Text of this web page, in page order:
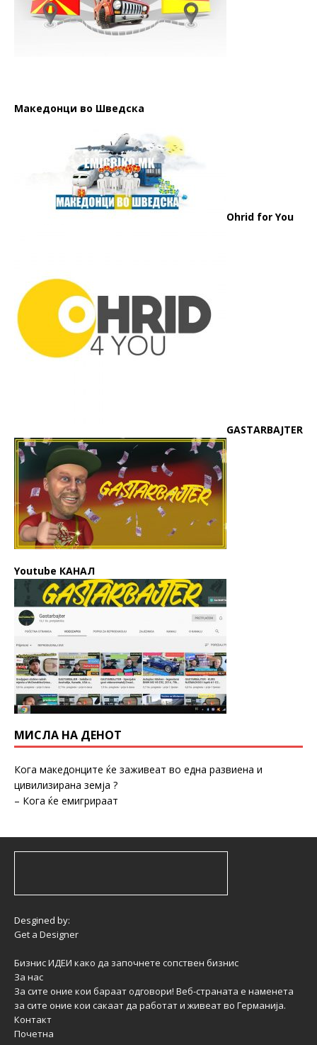
Македонци во Шведска
Ohrid for You
GASTARBAJTER
Youtube КАНАЛ
МИСЛА НА ДЕНОТ
Кога македонците ќе заживеат во една развиена и
цивилизирана земја ?
– Кога ќе емигрираат
Desgined by:
Get a Designer
Бизнис ИДЕИ како да започнете сопствен бизнис
За нас
За сите оние кои бараат одговори! Веб-страната е наменета
за сите оние кои сакаат да работат и живеат во Германија.
Контакт
Почетна